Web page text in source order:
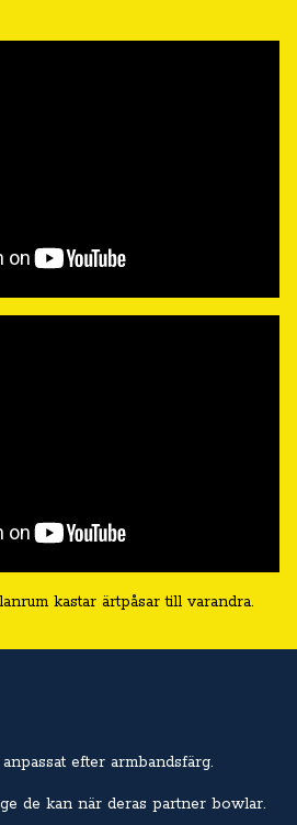
kastar ärtpåsar till varandra.
efter armbandsfärg.
de kan när deras partner bowlar.